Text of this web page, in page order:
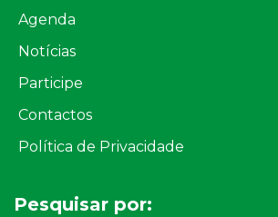
Agenda
Notícias
Participe
Contactos
Política de Privacidade
Pesquisar por: